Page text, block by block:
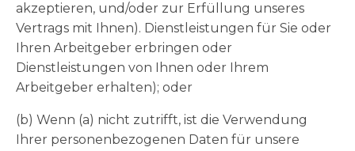
akzeptieren, und/oder zur Erfüllung unseres
Vertrags mit Ihnen). Dienstleistungen für Sie oder
Ihren Arbeitgeber erbringen oder
Dienstleistungen von Ihnen oder Ihrem
Arbeitgeber erhalten); oder
(b) Wenn (a) nicht zutrifft, ist die Verwendung
Ihrer personenbezogenen Daten für unsere